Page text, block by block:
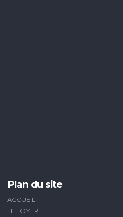
Plan du site
ACCUEIL
LE FOYER